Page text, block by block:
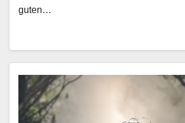
guten…